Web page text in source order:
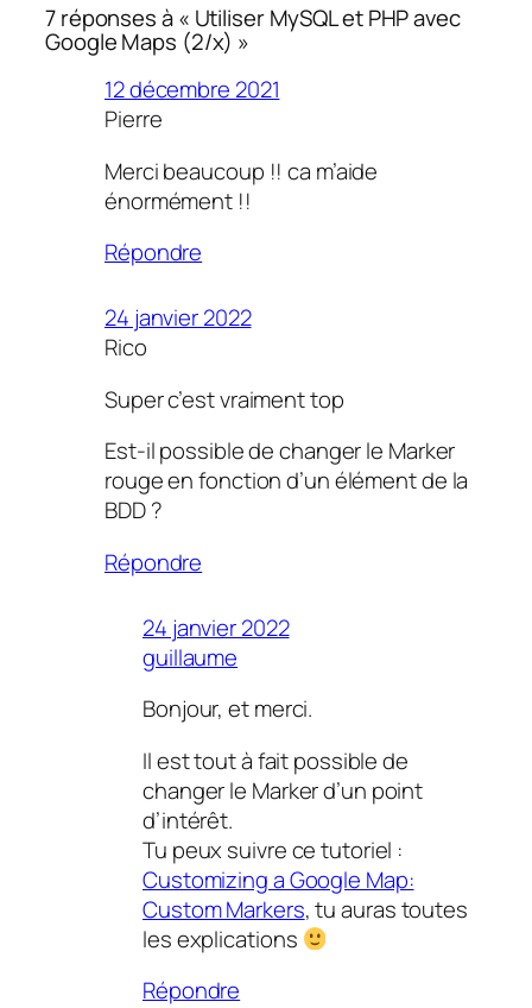
7 réponses à « Utiliser MySQL et PHP avec
Google Maps (2/x) »
12 décembre 2021
Pierre
Merci beaucoup !! ca m’aide
énormément !!
Répondre
24 janvier 2022
Rico
Super c’est vraiment top
Est-il possible de changer le Marker
rouge en fonction d’un élément de la
BDD ?
Répondre
24 janvier 2022
guillaume
Bonjour, et merci.
Il est tout à fait possible de
changer le Marker d’un point
d’intérêt.
Tu peux suivre ce tutoriel :
Customizing a Google Map:
Custom Markers, tu auras toutes
les explications
Répondre